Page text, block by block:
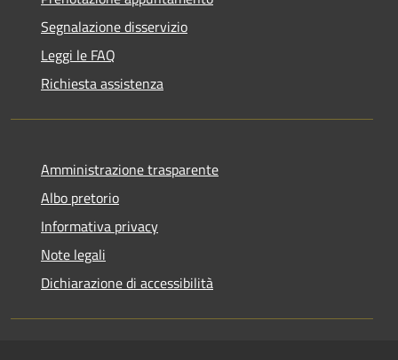
Segnalazione disservizio
Leggi le FAQ
Richiesta assistenza
Amministrazione trasparente
Albo pretorio
Informativa privacy
Note legali
Dichiarazione di accessibilità